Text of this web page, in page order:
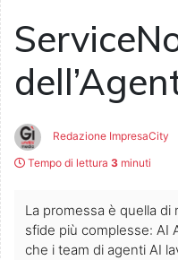
Redazione ImpresaCity
Tempo di lettura 3 minuti
La promessa è quella di
sfide più complesse: AI
che i team di agenti AI